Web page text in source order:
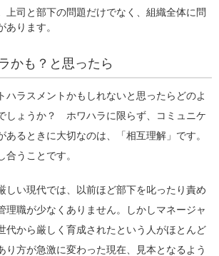
上司と部下の問題だけでなく、組織全体に問
あります。
かも？と思ったら
ハラスメントかもしれないと思ったらどのよ
しょうか？ ホワハラに限らず、コミュニケ
あるときに大切なのは、「相互理解」です。
うことです。
しい現代では、以前ほど部下を叱ったり責め
理職が少なくありません。しかしマネージャ
代から厳しく育成されたという人がほとんど
り方が急激に変わった現在、見本となるよう